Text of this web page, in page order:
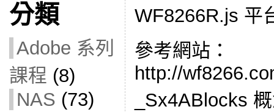
分類
Adobe 系列
課程 (8)
NAS (73)
WF8266R.js 平
參考網站：
http://
_Sx4ABlocks